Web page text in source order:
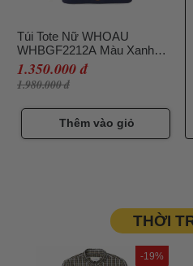
Túi Tote Nữ WHOAU
WHBGF2212A Màu Xanh
Navy
1.350.000 đ
1.980.000 đ
Thêm vào giỏ
THỜI
-19%